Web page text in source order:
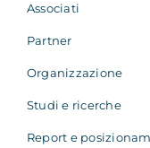
Associati
Partner
Organizzazione
Studi e ricerche
Report e